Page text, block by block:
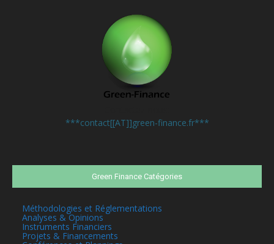
***contact[[AT]]green-finance.fr***
Green Finance Catégories
Méthodologies et Réglementations
Analyses & Opinions
Instruments Financiers
Projets & Financements